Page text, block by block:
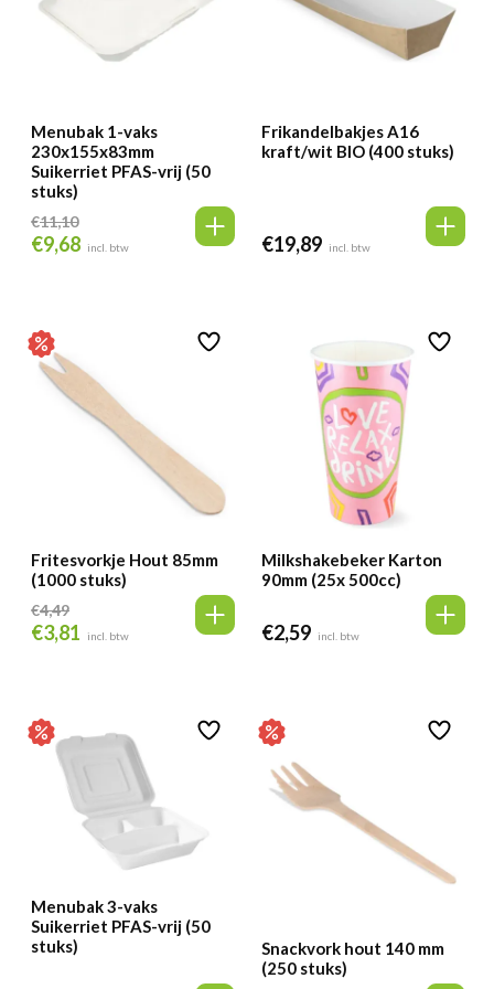
Menubak 1-vaks
230x155x83mm
Suikerriet PFAS-vrij (50
stuks)
€11,10
Oorspronkelijke
€11,10.
€9,68 Huidige
incl. btw
Frikandelbakjes A16
kraft/wit BIO (400 stuks)
€19,89 incl. btw
Fritesvorkje Hout 85mm
(1000 stuks)
€4,49
Oorspronkelijke
€4,49.
€3,81 Huidige
incl. btw
Milkshakebeker Karton
90mm (25x 500cc)
€2,59 incl. btw
Menubak 3-vaks
Suikerriet PFAS-vrij (50
stuks)
Snackvork hout 140 mm
(250 stuks)